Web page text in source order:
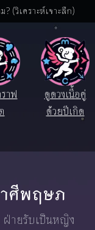
(วิเคราะห์เจาะลึก)
าฟ
ดูดวงเนื้อคู่
ด้วยปีเกิด
ศีพฤษภ
ฝ่ายรับเป็นหญิง